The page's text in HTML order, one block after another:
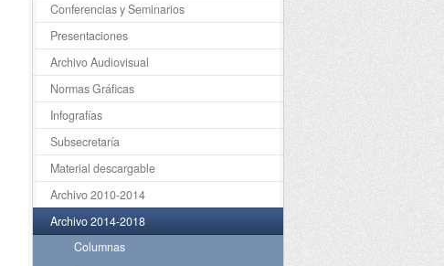
Conferencias y Seminarios
Presentaciones
Archivo Audiovisual
Normas Gráficas
Infografías
Subsecretaría
Material descargable
Archivo 2010-2014
Archivo 2014-2018
Columnas